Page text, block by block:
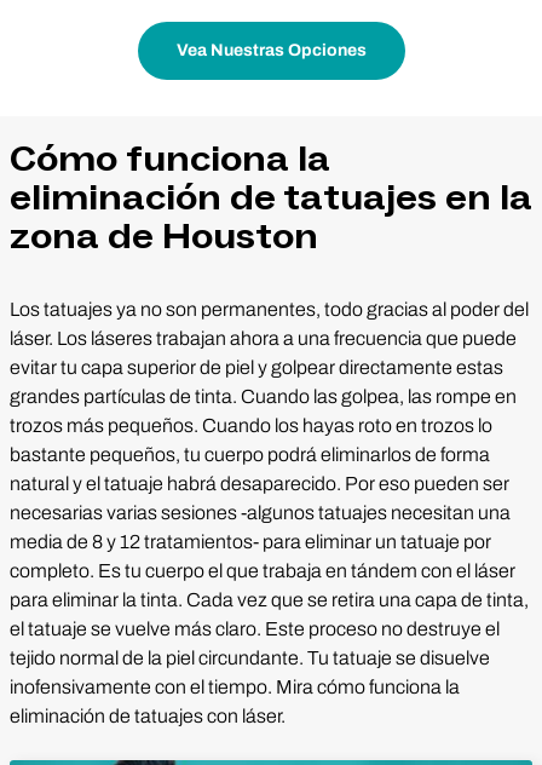
Vea Nuestras Opciones
Cómo funciona la
eliminación de tatuajes en la
zona de Houston
Los tatuajes ya no son permanentes, todo gracias al poder del
láser. Los láseres trabajan ahora a una frecuencia que puede
evitar tu capa superior de piel y golpear directamente estas
grandes partículas de tinta. Cuando las golpea, las rompe en
trozos más pequeños. Cuando los hayas roto en trozos lo
bastante pequeños, tu cuerpo podrá eliminarlos de forma
natural y el tatuaje habrá desaparecido. Por eso pueden ser
necesarias varias sesiones -algunos tatuajes necesitan una
media de 8 y 12 tratamientos- para eliminar un tatuaje por
completo. Es tu cuerpo el que trabaja en tándem con el láser
para eliminar la tinta. Cada vez que se retira una capa de tinta,
el tatuaje se vuelve más claro. Este proceso no destruye el
tejido normal de la piel circundante. Tu tatuaje se disuelve
inofensivamente con el tiempo. Mira cómo funciona la
eliminación de tatuajes con láser.